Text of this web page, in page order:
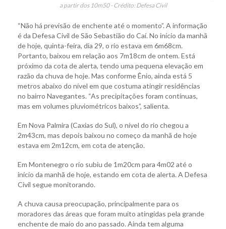
a partir dos 10m50 - Crédito: Defesa Civil
“Não há previsão de enchente até o momento”. A informação
é da Defesa Civil de São Sebastião do Caí. No início da manhã
de hoje, quinta-feira, dia 29, o rio estava em 6m68cm.
Portanto, baixou em relação aos 7m18cm de ontem. Está
próximo da cota de alerta, tendo uma pequena elevação em
razão da chuva de hoje. Mas conforme Ênio, ainda está 5
metros abaixo do nível em que costuma atingir residências
no bairro Navegantes. “As precipitações foram contínuas,
mas em volumes pluviométricos baixos”, salienta.
Em Nova Palmira (Caxias do Sul), o nível do rio chegou a
2m43cm, mas depois baixou no começo da manhã de hoje
estava em 2m12cm, em cota de atenção.
Em Montenegro o rio subiu de 1m20cm para 4m02 até o
início da manhã de hoje, estando em cota de alerta. A Defesa
Civil segue monitorando.
A chuva causa preocupação, principalmente para os
moradores das áreas que foram muito atingidas pela grande
enchente de maio do ano passado. Ainda tem alguma